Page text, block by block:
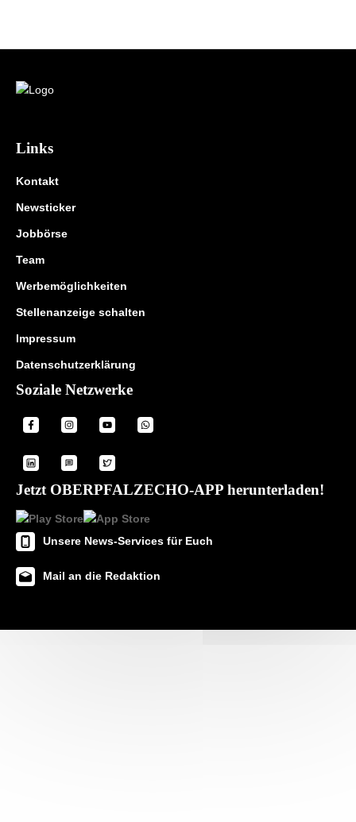
Links
Kontakt
Newsticker
Jobbörse
Team
Werbemöglichkeiten
Stellenanzeige schalten
Impressum
Datenschutzerklärung
Soziale Netzwerke
Jetzt OBERPFALZECHO-APP herunterladen!
Unsere News-Services für Euch
Mail an die Redaktion